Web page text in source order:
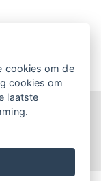
TO-DATE
Voorwaarden
cookies om de
cookies om
laatste